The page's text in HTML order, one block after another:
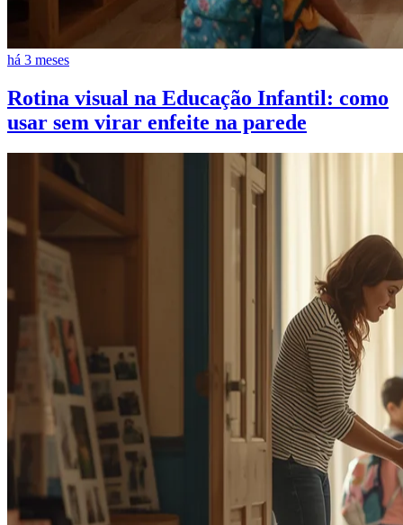
há 3 meses
Rotina visual na Educação Infantil: como
usar sem virar enfeite na parede